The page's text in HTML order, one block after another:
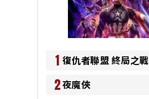
1 復仇者聯盟 終局之戰
2夜魔俠